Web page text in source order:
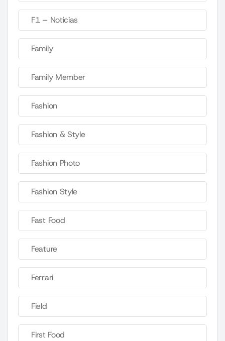
F1 – Noticias
Family
Family Member
Fashion
Fashion & Style
Fashion Photo
Fashion Style
Fast Food
Feature
Ferrari
Field
First Food